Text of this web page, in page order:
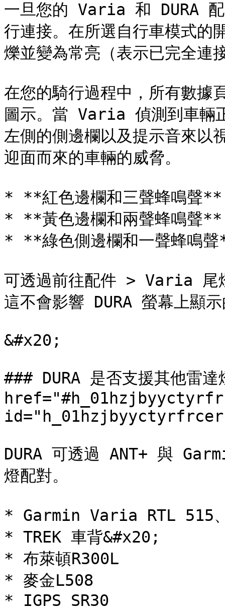
一旦您的 Varia 和 DURA 配
行連接。在所選自行車模式的
爍並變為常亮（表示已完全連
在您的騎行過程中，所有數據
圖示。當 Varia 偵測到車輛
左側的側邊欄以及提示音來以
迎面而來的車輛的威脅。
* **紅色邊欄和三聲蜂鳴聲**
* **黃色邊欄和兩聲蜂鳴聲**
* **綠色側邊欄和一聲蜂鳴聲
可透過前往配件 > Varia 尾
這不會影響 DURA 螢幕上顯
&#x20;
### DURA 是否支援其他雷
DURA 可透過 ANT+ 與
燈配對。
* Garmin Varia RTL 515
* TREK 車背&#x20;
* 布萊頓R300L
* 麥金L508